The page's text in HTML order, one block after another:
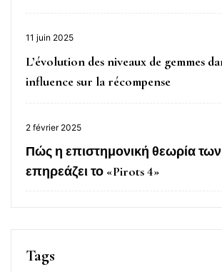
11 juin 2025
L’évolution des niveaux de gemmes
influence sur la récompense
2 février 2025
Πώς η επιστημονική θεωρία των
επηρεάζει το «Pirots 4»
Tags